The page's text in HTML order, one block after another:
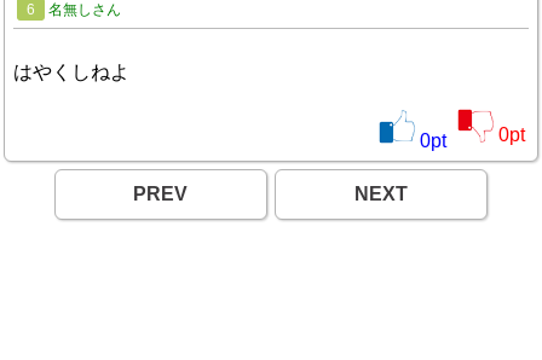
6
名無しさん
はやくしねよ
0pt 0pt
PREV NEXT